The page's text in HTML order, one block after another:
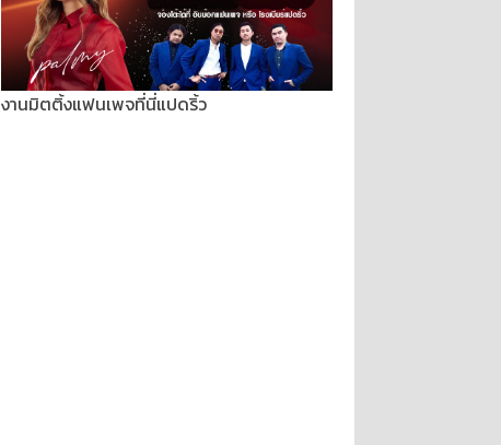
งานมิตติ้งแฟนเพจที่นี่แปดริ้ว